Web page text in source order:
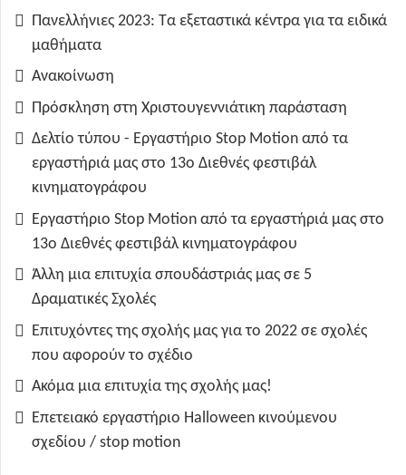
Πανελλήνιες 2023: Τα εξεταστικά κέντρα για τα ειδικά
μαθήματα
Ανακοίνωση
Πρόσκληση στη Χριστουγεννιάτικη παράσταση
Δελτίο τύπου - Εργαστήριο Stop Motion από τα
εργαστήριά μας στο 13ο Διεθνές φεστιβάλ
κινηματογράφου
Εργαστήριο Stop Motion από τα εργαστήριά μας στο
13ο Διεθνές φεστιβάλ κινηματογράφου
Άλλη μια επιτυχία σπουδάστριάς μας σε 5
Δραματικές Σχολές
Επιτυχόντες της σχολής μας για το 2022 σε σχολές
που αφορούν το σχέδιο
Ακόμα μια επιτυχία της σχολής μας!
Επετειακό εργαστήριο Halloween κινούμενου
σχεδίου / stop motion